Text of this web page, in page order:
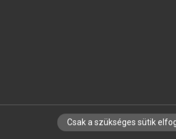
IRATKOZZ FEL
Csak a szükséges sütik